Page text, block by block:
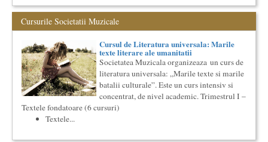
Cursul de Filosofie a vietii cotidiene
Societatea Muzicala organizeaza un curs de Filosofie a vietii
semestre),...
Cursul de Cinematografie universala: Marile capodopere
si marii realizatori (anul II)
Societatea Muzicala organizeaza un curs de cultura generala
cinematografica. Este un curs concentrat si intensiv, de nivel
Saptamana Romano-Britanica 2017
Cursurile Societatii Muzicale
Cursul de Literatura universala: Marile
texte literare ale umanitatii
Societatea Muzicala organizeaza un curs de
literatura universala: „Marile texte si marile
batalii culturale”. Este un curs intensiv si
concentrat, de nivel academic. Trimestrul I –
Textele fondatoare (6 cursuri)
Textele...